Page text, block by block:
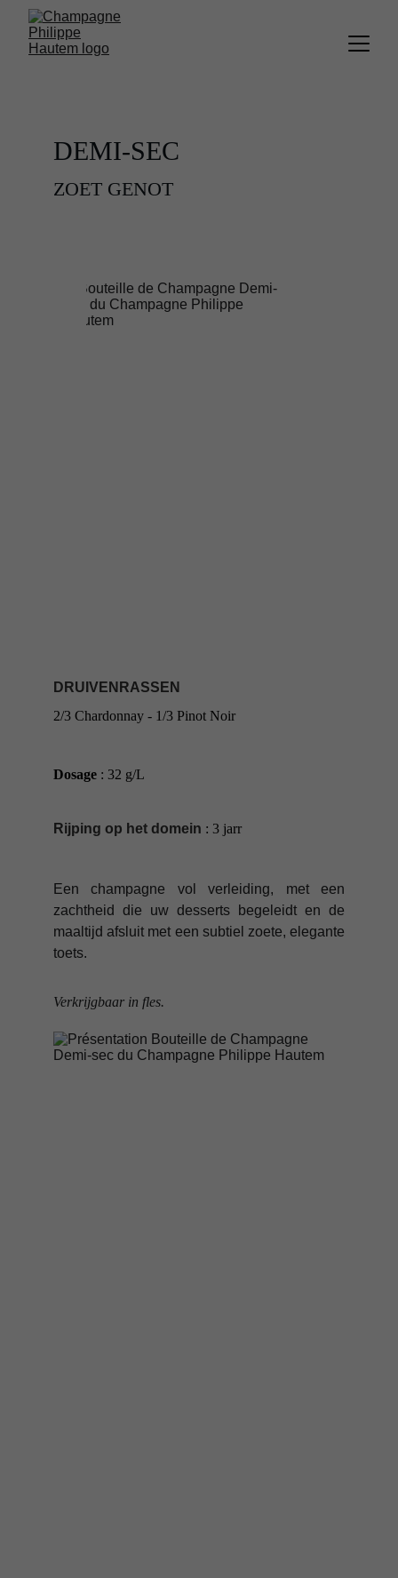
DEMI-SEC
ZOET GENOT
DRUIVENRASSEN
2/3 Chardonnay - 1/3 Pinot Noir
Een champagne vol verleiding, met een
zachtheid die uw desserts begeleidt en de
maaltijd afsluit met een subtiel zoete, elegante
toets.
Dosage : 32 g/L
Rijping op het domein : 3 jarr
Verkrijgbaar in fles.